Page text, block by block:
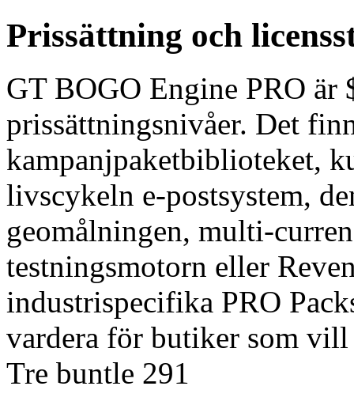
Prissättning och
GT BOGO Engine PRO är
prissättningsnivåer. Det
kampanjpaketbiblioteket,
livscykeln e-postsystem,
geomålningen, multi-
testningsmotorn eller
industrispecifika PRO
vardera för butiker som
Tre buntle 291